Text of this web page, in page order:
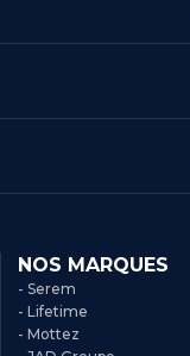
NOS MARQUES
- Serem
- Lifetime
- Mottez